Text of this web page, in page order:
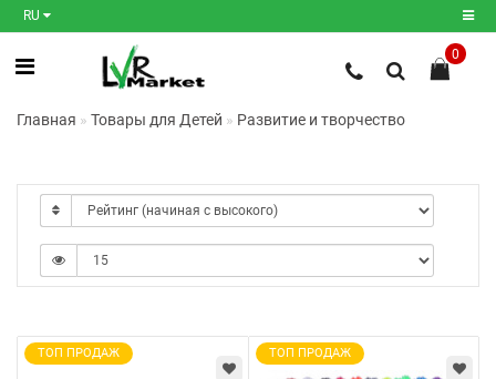
RU
Регистрация
Авторизация
закладки0
Сравнение
0
Главная Товары для Детей Развитие и творчество
ТОП ПРОДАЖ ТОП ПРОДАЖ